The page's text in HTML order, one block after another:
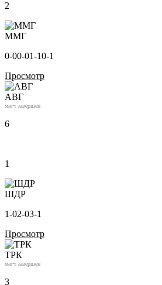
2
ММГ
0-00-01-10-1
Просмотр
АВГ
матч завершен
6
1
ШДР
1-02-03-1
Просмотр
ТРК
матч завершен
3